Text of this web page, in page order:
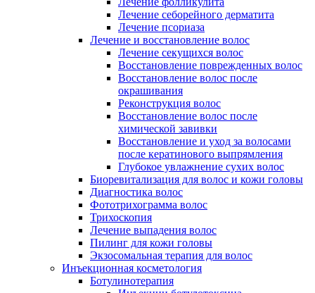
Лечение себорейного дерматита
Лечение псориаза
Лечение и восстановление волос
Лечение секущихся волос
Восстановление поврежденных волос
Восстановление волос после
окрашивания
Реконструкция волос
Восстановление волос после
химической завивки
Восстановление и уход за волосами
после кератинового выпрямления
Глубокое увлажнение сухих волос
Биоревитализация для волос и кожи головы
Диагностика волос
Фототрихограмма волос
Трихоскопия
Лечение выпадения волос
Пилинг для кожи головы
Экзосомальная терапия для волос
Инъекционная косметология
Ботулинотерапия